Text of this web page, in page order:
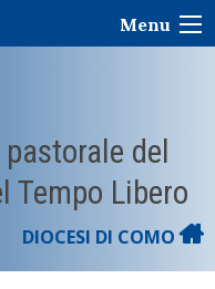
Menu
del
Tempo Libero
DIOCESI DI COMO